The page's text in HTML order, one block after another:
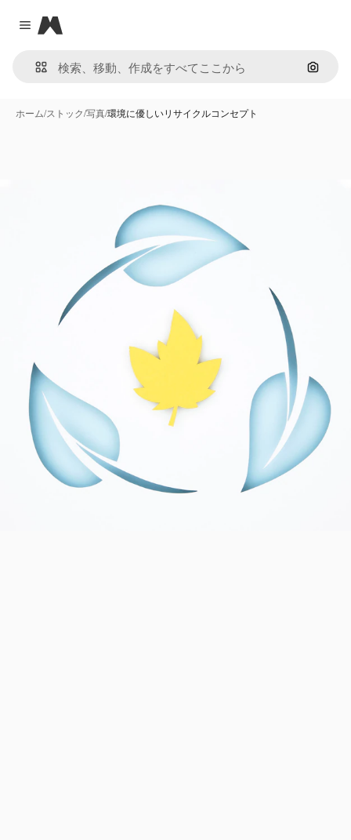
Close menu
Magnific
画像で
ホーム/ストック/写真/環境に優しいリサイクルコンセプト